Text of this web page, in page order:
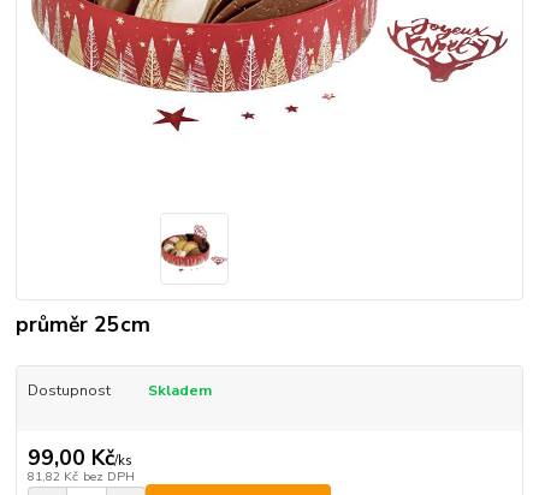
průměr 25cm
Dostupnost Skladem
99,00 Kč/ks
81,82 Kč bez DPH